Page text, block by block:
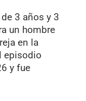
3 años y 3
un hombre
en la
episodio
y fue